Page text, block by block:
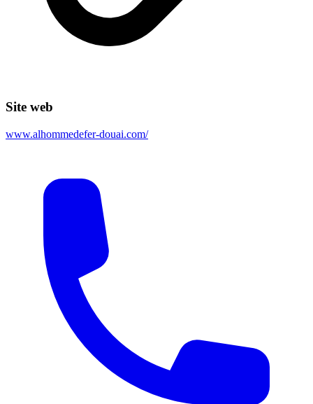
Site web
www.alhommedefer-douai.com/